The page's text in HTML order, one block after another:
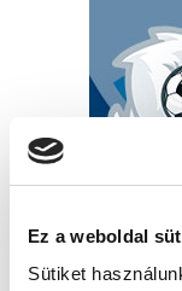
Ez a weboldal
Sütiket